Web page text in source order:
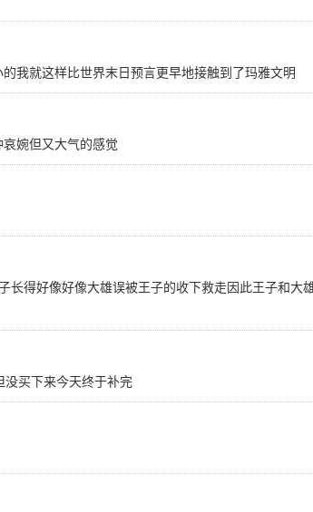
我就这样比世界末日预言更早地接触到了玛雅文明
婉但又大气的感觉
长得好像好像大雄误被王子的收下救走因此王子和
买下来今天终于补完